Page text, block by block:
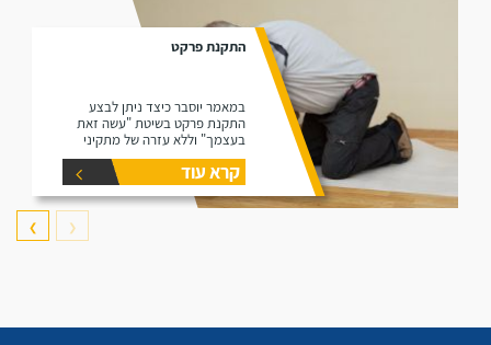
התקנת פרקט
במאמר יוסבר כיצד ניתן לבצע
התקנת פרקט בשיטת "עשה זאת
בעצמך" וללא עזרה של מתקיני
פרקטים.
קרא עוד
❮
❯